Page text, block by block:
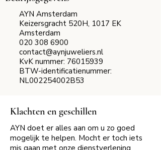
AYN Amsterdam
Keizersgracht 520H, 1017 EK
Amsterdam
020 308 6900
contact@aynjuweliers.nl
KvK nummer: 76015939
BTW-identificatienummer:
NL002254002B53
Klachten en geschillen
AYN doet er alles aan om u zo goed
mogelijk te helpen. Mocht er toch iets